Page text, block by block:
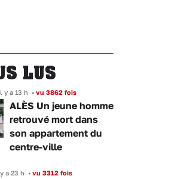
LUS
y a 13 h • vu 3862 fois
ALÈS Un jeune homme
retrouvé mort dans
son appartement du
centre-ville
a 23 h • vu 3312 fois